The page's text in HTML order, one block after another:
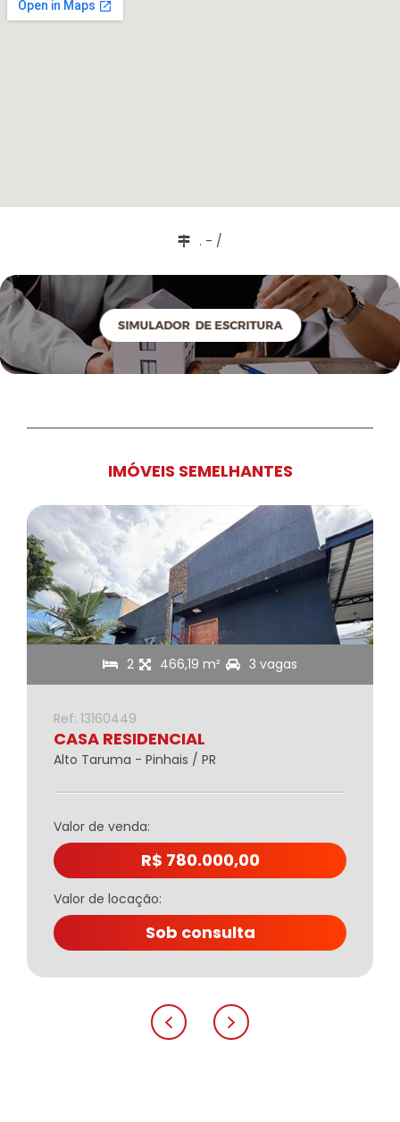
. - /
IMÓVEIS SEMELHANTES
2 466,19 m² 3 vagas
Ref: 13160449
CASA RESIDENCIAL
Alto Taruma - Pinhais / PR
Valor de venda:
R$ 780.000,00
Valor de locação:
Sob consulta